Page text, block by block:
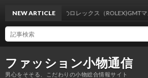
ファッション小物通信
男心をそそる、こだわりの小物総合情報サイト
NEW ARTICLE大注目のロレックス（ROLEX)GMTマス